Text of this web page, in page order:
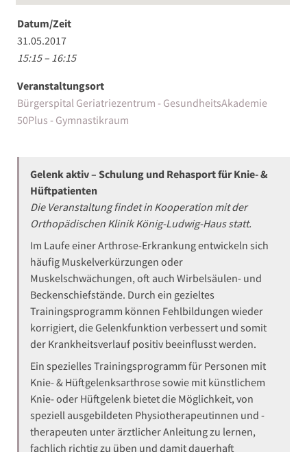
Datum/Zeit
31.05.2017
15:15 – 16:15
Veranstaltungsort
Bürgerspital Geriatriezentrum - GesundheitsAkademie
50Plus - Gymnastikraum
Gelenk aktiv – Schulung und Rehasport für Knie- &
Hüftpatienten
Die Veranstaltung findet in Kooperation mit der
Orthopädischen Klinik König-Ludwig-Haus statt.
Im Laufe einer Arthrose-Erkrankung entwickeln sich
häufig Muskelverkürzungen oder
Muskelschwächungen, oft auch Wirbelsäulen- und
Beckenschiefstände. Durch ein gezieltes
Trainingsprogramm können Fehlbildungen wieder
korrigiert, die Gelenkfunktion verbessert und somit
der Krankheitsverlauf positiv beeinflusst werden.
Ein spezielles Trainingsprogramm für Personen mit
Knie- & Hüftgelenksarthrose sowie mit künstlichem
Knie- oder Hüftgelenk bietet die Möglichkeit, von
speziell ausgebildeten Physiotherapeutinnen und -
therapeuten unter ärztlicher Anleitung zu lernen,
fachlich richtig zu üben und damit dauerhaft